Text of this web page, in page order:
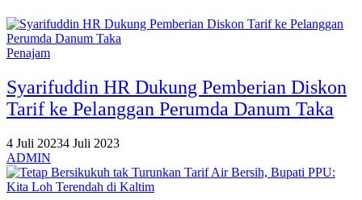
Penajam
Syarifuddin HR Dukung Pemberian Diskon
Tarif ke Pelanggan Perumda Danum Taka
4 Juli 20234 Juli 2023
ADMIN